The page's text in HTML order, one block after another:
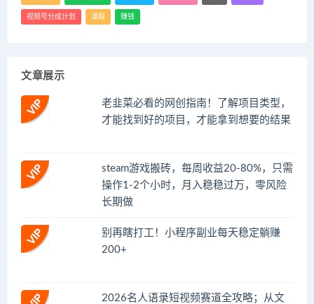
视频号分成计划 课程 赚钱
文章展示
老韭菜必看的网创指南！了解项目类型，
才能找到好的项目，才能拿到想要的结果
steam游戏搬砖，每周收益20-80%，只需
操作1-2个小时，月入稳稳过万，零风险
长期做
别再瞎打工！小程序副业每天稳定躺赚
200+
2026名人语录短视频赛道全攻略；从文